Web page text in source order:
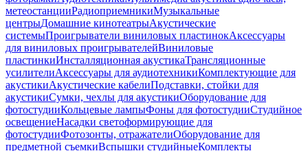
метеостанцииРадиоприемникиМузыкальные
центрыДомашние кинотеатрыАкустические
системыПроигрыватели виниловых пластинокАксессуары
для виниловых проигрывателейВиниловые
пластинкиИнсталляционная акустикаТрансляционные
усилителиАксессуары для аудиотехникиКомплектующие для
акустикиАкустические кабелиПодставки, стойки для
акустикиСумки, чехлы для акустикиОборудование для
фотостудииКольцевые лампыФоны для фотостудииСтудийное
освещениеНасадки светоформирующие для
фотостудииФотозонты, отражателиОборудование для
предметной съемкиВспышки студийныеКомплекты